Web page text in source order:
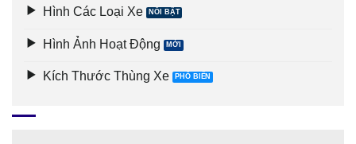
Hình Các Loại Xe
Hình Ảnh Hoạt Động
Kích Thước Thùng Xe